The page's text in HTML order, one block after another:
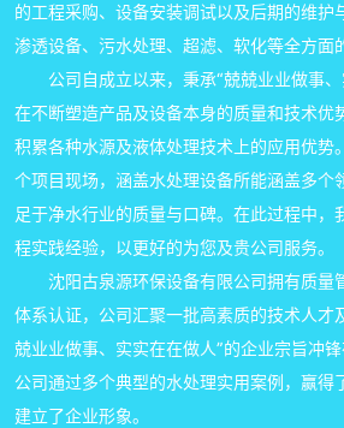
的工程采购、设备安装调试以及后期的维护
渗透设备、污水处理、超滤、软化等全方面
公司自成立以来，秉承“兢兢业业做事、
在不断塑造产品及设备本身的质量和技术优
积累各种水源及液体处理技术上的应用优势
个项目现场，涵盖水处理设备所能涵盖多个
足于净水行业的质量与口碑。在此过程中，
程实践经验，以更好的为您及贵公司服务。
沈阳古泉源环保设备有限公司拥有质量
体系认证，公司汇聚一批高素质的技术人才
兢业业做事、实实在在做人”的企业宗旨冲锋
公司通过多个典型的水处理实用案例，赢得
建立了企业形象。